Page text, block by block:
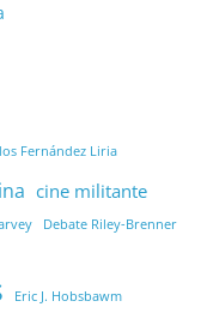
Fernández Liria
cine militante
Debate Riley-Brenner
Eric J. Hobsbawm